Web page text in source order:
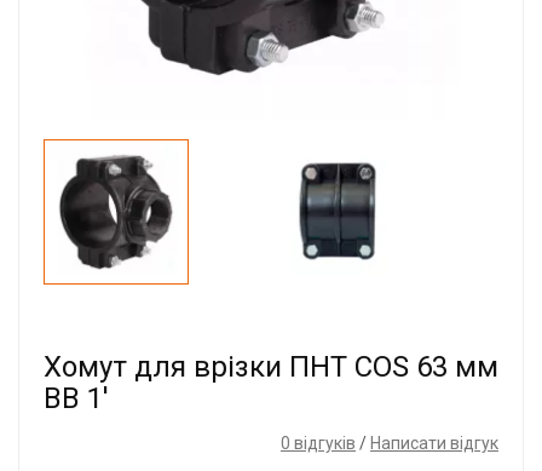
Хомут для врізки ПНТ COS 63 мм
ВВ 1'
0 відгуків / Написати відгук